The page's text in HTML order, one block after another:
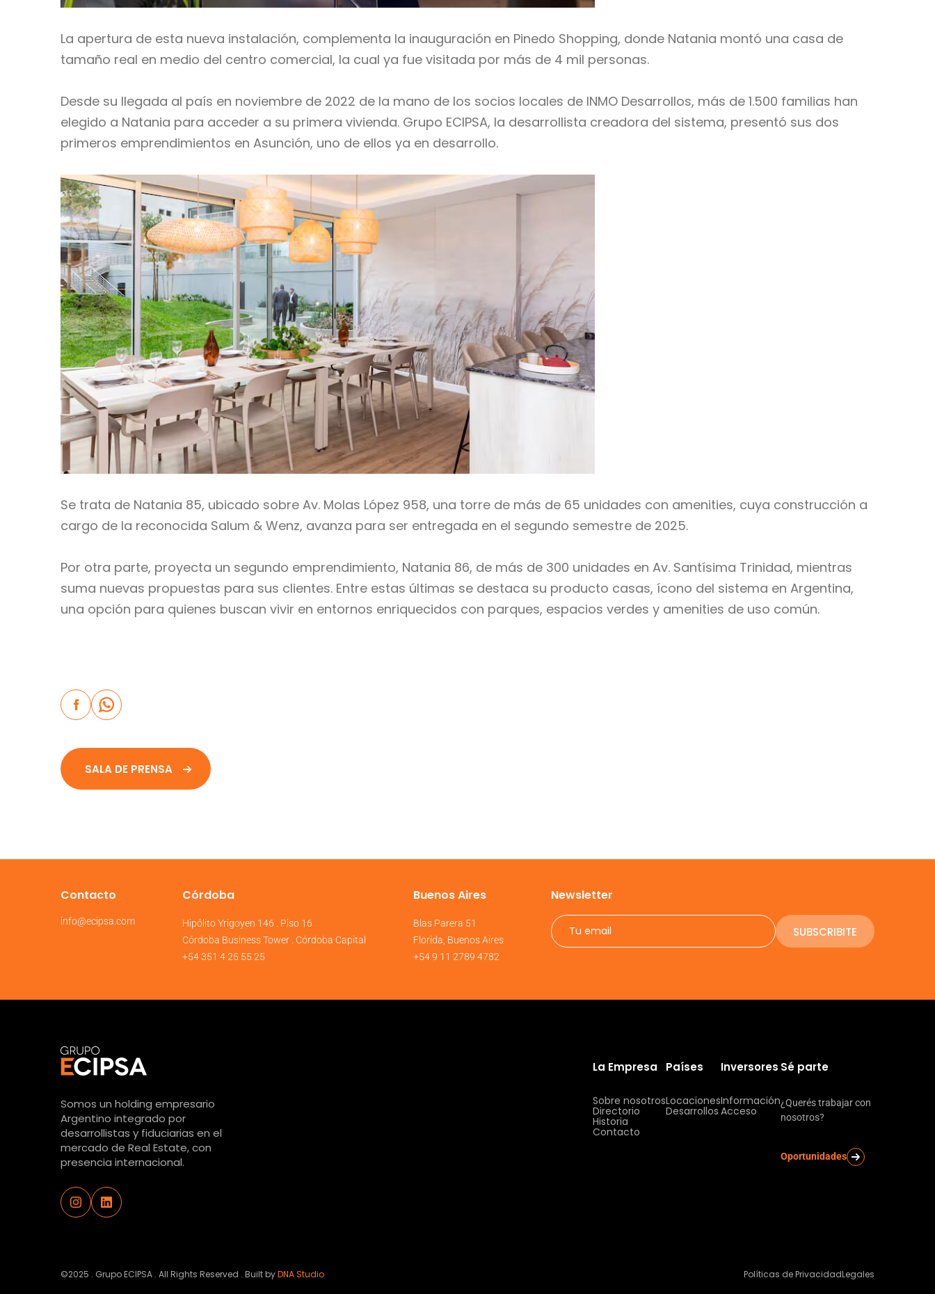
La apertura de esta nueva instalación, complementa la inauguración en Pinedo Shopping, donde Natania montó una casa de
tamaño real en medio del centro comercial, la cual ya fue visitada por más de 4 mil personas.
Desde su llegada al país en noviembre de 2022 de la mano de los socios locales de INMO Desarrollos, más de 1.500 familias han
elegido a Natania para acceder a su primera vivienda. Grupo ECIPSA, la desarrollista creadora del sistema, presentó sus dos
primeros emprendimientos en Asunción, uno de ellos ya en desarrollo.
Se trata de Natania 85, ubicado sobre Av. Molas López 958, una torre de más de 65 unidades con amenities, cuya construcción a
cargo de la reconocida Salum & Wenz, avanza para ser entregada en el segundo semestre de 2025.
Por otra parte, proyecta un segundo emprendimiento, Natania 86, de más de 300 unidades en Av. Santísima Trinidad, mientras
suma nuevas propuestas para sus clientes. Entre estas últimas se destaca su producto casas, ícono del sistema en Argentina,
una opción para quienes buscan vivir en entornos enriquecidos con parques, espacios verdes y amenities de uso común.
SALA DE PRENSA
Contacto
info@ecipsa.com
Córdoba
Hipólito Yrigoyen 146 . Piso 16
Córdoba Business Tower . Córdoba Capital
+54 351 4 25 55 25
Buenos Aires
Blas Parera 51
Florida, Buenos Aires
+54 9 11 2789 4782
Newsletter
SUBSCRIBITE
Somos un holding empresario
Argentino integrado por
desarrollistas y fiduciarias en el
mercado de Real Estate, con
presencia internacional.
La Empresa
Sobre nosotros
Directorio
Historia
Contacto
Países
Locaciones
Desarrollos
Inversores
Información
Acceso
Sé parte
¿Querés trabajar con
nosotros?
Oportunidades
©2025 . Grupo ECIPSA . All Rights Reserved . Built byDNA Studio Políticas de PrivacidadLegales